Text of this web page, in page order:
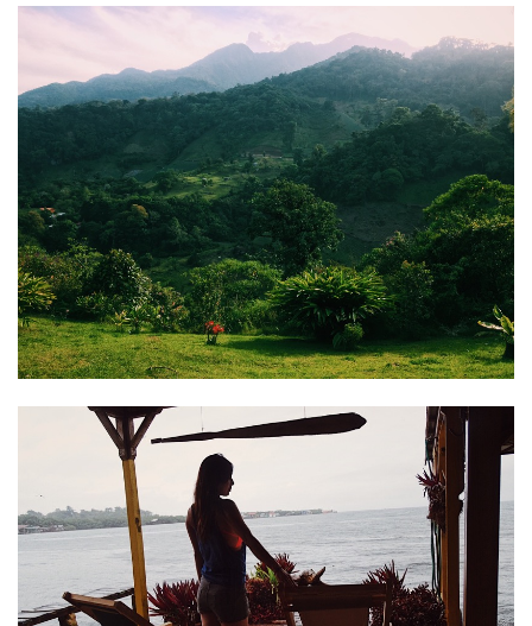
TRAVEL
20. APRIL 2017
BOQUETE – PROVINZ CHIRIQUI |
PANAMA
Irgendwann hat man auch die Nase voll vom ständigen
Umsteigen, unbequemen Bussen und Hiken. Darum buchte ich
ein Shuttle bzw. direkten Transfer nach Boquete für 30 $